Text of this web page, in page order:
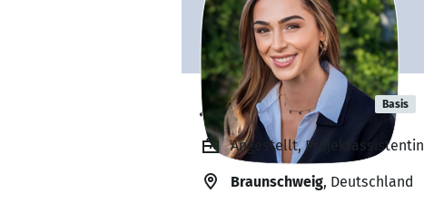
Janet Junkman Basis
Angestellt,
Braunschweig, Deutschland